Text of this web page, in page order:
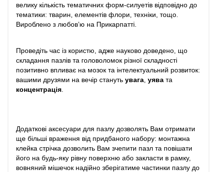
велику кількість тематичних форм-силуетів відповідно до
тематики: тварин, елементів флори, техніки, тощо.
Вироблено з любов’ю на Прикарпатті.
Проведіть час із користю, адже науково доведено, що
складання пазлів та головоломок різної складності
позитивно впливає на мозок та інтелектуальний розвиток:
вашими друзями на вечір стануть увага уява та
концентрація
Додаткові аксесуари для пазлу дозволять Вам отримати
ще більші враження від придбаного набору: монтажна
клейка стрічка дозволить Вам зчепити пазл та повішати
його на будь-яку рівну поверхню або закласти в рамку,
вовняний мішечок надійно зберігатиме частинки пазлу до